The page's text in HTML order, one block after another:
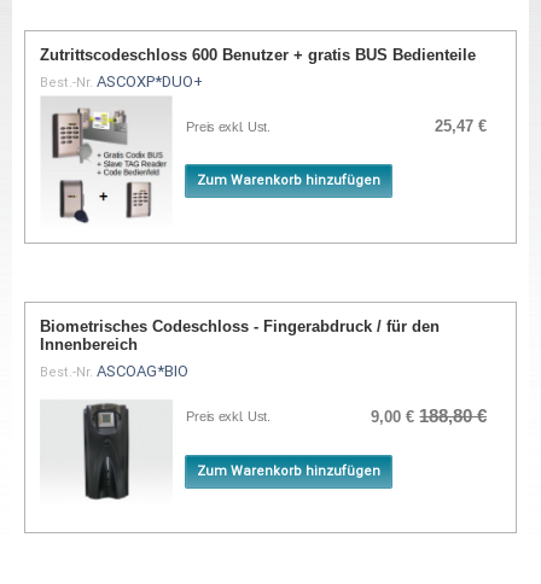
Zutrittscodeschloss 600 Benutzer + gratis BUS Bedienteile
Best.-Nr. ASCOXP*DUO+
Preis exkl. Ust. 25,47 €
Zum Warenkorb hinzufügen
Biometrisches Codeschloss - Fingerabdruck / für den
Innenbereich
Best.-Nr. ASCOAG*BIO
Preis exkl. Ust. 9,00 € 188,80 €
Zum Warenkorb hinzufügen